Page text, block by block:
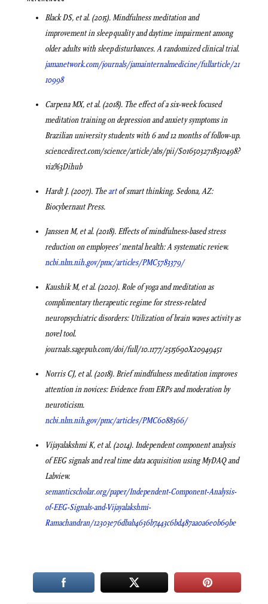
Black DS, et al. (2015). Mindfulness meditation and
improvement in sleep quality and daytime impairment among
older adults with sleep disturbances. A randomized clinical trial.
jamanetwork.com/journals/jamainternalmedicine/fullarticle/21
10998
Carpena MX, et al. (2018). The effect of a six-week focused
meditation training on depression and anxiety symptoms in
Brazilian university students with 6 and 12 months of follow-up.
sciencedirect.com/science/article/abs/pii/S0165032718310498?
via%3Dihub
Hardt J. (2007). Theartof smart thinking. Sedona, AZ:
Biocybernaut Press.
Janssen M, et al. (2018). Effects of mindfulness-based stress
reduction on employees’ mental health: A systematic review.
ncbi.nlm.nih.gov/pmc/articles/PMC5783379/
Kaushik M, et al. (2020). Role of yoga and meditation as
complimentary therapeutic regime for stress-related
neuropsychiatric disorders: Utilization of brain waves activity as
novel tool.
journals.sagepub.com/doi/full/10.1177/2515690X20949451
Norris CJ, et al. (2018). Brief mindfulness meditation improves
attention in novices: Evidence from ERPs and moderation by
neuroticism.
ncbi.nlm.nih.gov/pmc/articles/PMC6088366/
Vijayalakshmi K, et al. (2014). Independent component analysis
of EEG signals and real time data acquisition using MyDAQ and
Labview.
semanticscholar.org/paper/Independent-Component-Analysis-
of-EEG-Signals-and-Vijayalakshmi-
Ramachandran/12303e76dbab4636b7443c6bd487aa0a6e0b69be